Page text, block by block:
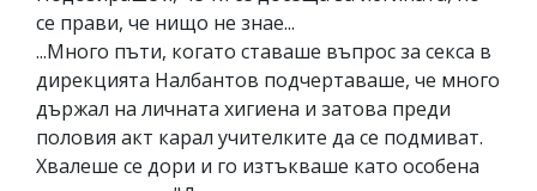
се прави, че нищо не знае...
...Много пъти, когато ставаше въпрос за секса в
дирекцията Налбантов подчертаваше, че много
държал на личната хигиена и затова преди
половия акт карал учителките да се подмиват.
Хвалеше се дори и го изтъкваше като особена